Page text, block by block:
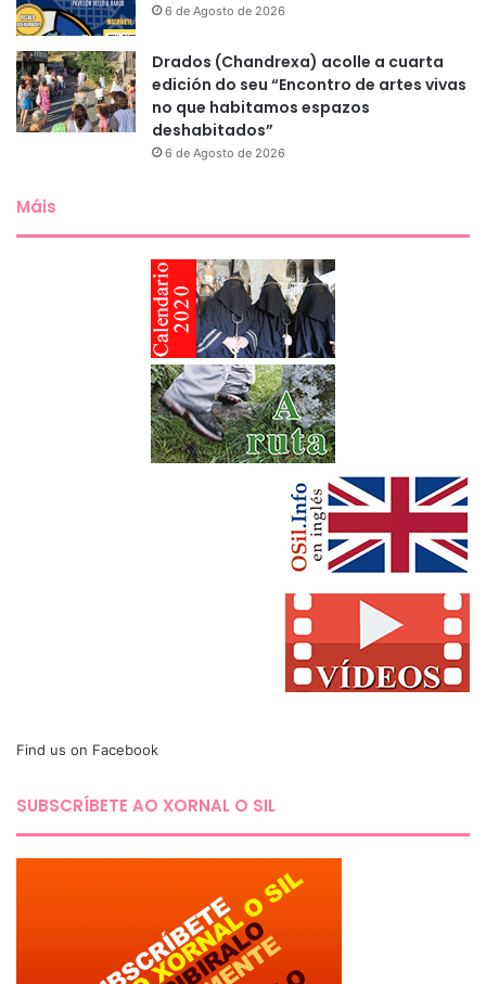
6 de Agosto de 2026
Drados (Chandrexa) acolle a cuarta
edición do seu “Encontro de artes vivas
no que habitamos espazos
deshabitados”
6 de Agosto de 2026
Máis
Find us on Facebook
SUBSCRÍBETE AO XORNAL O SIL